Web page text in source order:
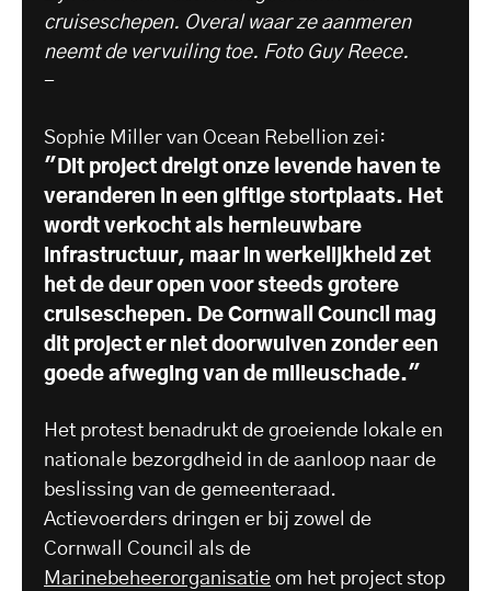
cruiseschepen. Overal waar ze aanmeren
neemt de vervuiling toe. Foto Guy Reece.
-
Sophie Miller van Ocean Rebellion zei:
"Dit project dreigt onze levende haven te
veranderen in een giftige stortplaats. Het
wordt verkocht als hernieuwbare
infrastructuur, maar in werkelijkheid zet
het de deur open voor steeds grotere
cruiseschepen. De Cornwall Council mag
dit project er niet doorwuiven zonder een
goede afweging van de milieuschade."
Het protest benadrukt de groeiende lokale en
nationale bezorgdheid in de aanloop naar de
beslissing van de gemeenteraad.
Actievoerders dringen er bij zowel de
Cornwall Council als de
Marinebeheerorganisatie om het project stop